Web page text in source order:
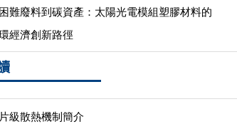
難廢料到碳資產：太陽光電模組塑膠材料的
經濟創新路徑
級散熱機制簡介